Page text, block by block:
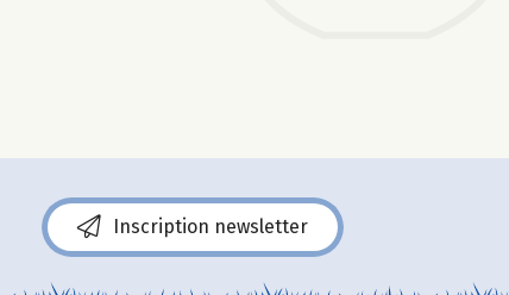
Inscription newsletter